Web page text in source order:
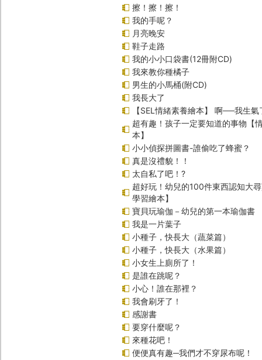
擦！擦！擦！
我的手呢？
月亮晚安
鞋子走路
我的小小口袋書(12冊附CD)
我來教你種橘子
男生的小馬桶(附CD)
我長大了
【SEL情緒素養繪本】 啊──我生
超有趣！孩子一定要知道的事物【
本】
小小偵探拼圖書-誰偷吃了蜂蜜？
真是沒禮貌！！
太自私了吧！?
超好玩！幼兒的100件東西認知大
學習繪本】
寶貝玩瑜伽－幼兒的第一本瑜伽書
我是一片葉子
小種子，快長大（蔬菜篇）
小種子，快長大（水果篇）
小女生上廁所了！
是誰在跳呢？
小心！誰在那裡？
我會刷牙了！
感謝書
要穿什麼呢？
來種花吧！
便便真有趣─我們才不穿尿布呢！